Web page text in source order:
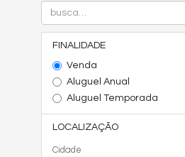
FINALIDADE
Venda
Aluguel Anual
Aluguel Temporada
LOCALIZAÇÃO
Cidade